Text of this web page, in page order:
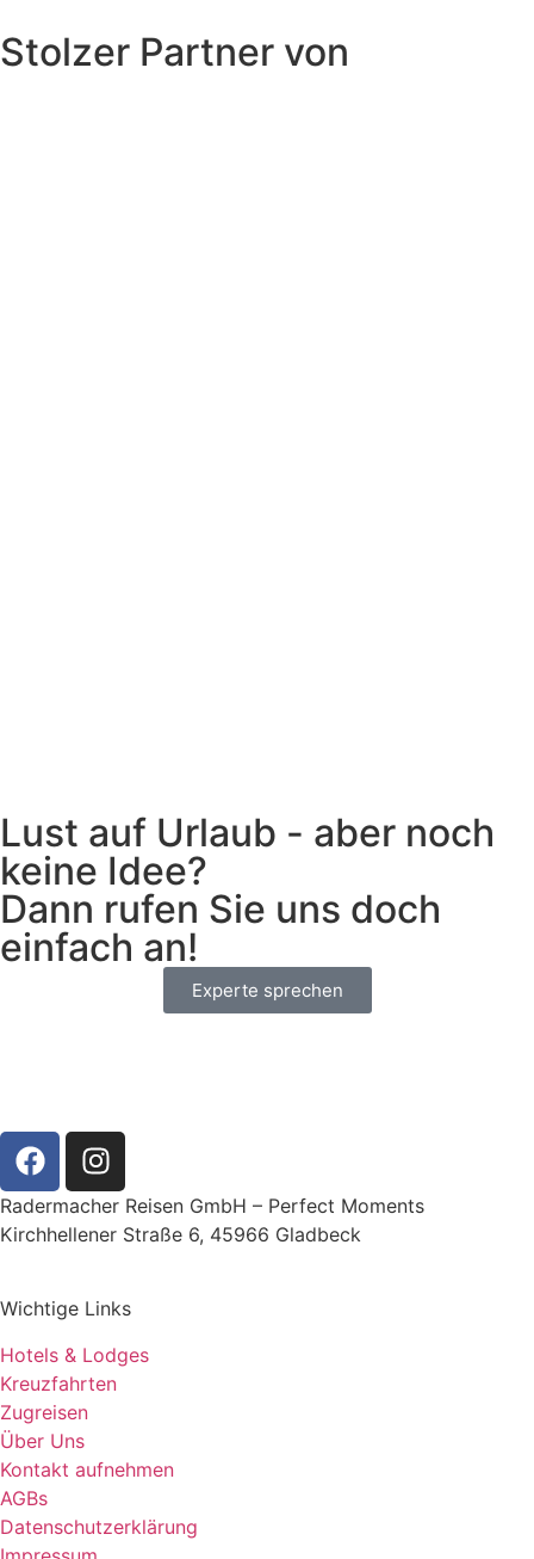
Stolzer Partner von
Lust auf Urlaub - aber noch
keine Idee?
Dann rufen Sie uns doch
einfach an!
Experte sprechen
Radermacher Reisen GmbH – Perfect Moments
Kirchhellener Straße 6, 45966 Gladbeck
Wichtige Links
Hotels & Lodges
Kreuzfahrten
Zugreisen
Über Uns
Kontakt aufnehmen
AGBs
Datenschutzerklärung